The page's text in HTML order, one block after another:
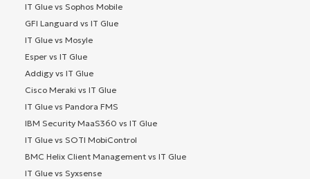
IT Glue vs Sophos Mobile
GFI Languard vs IT Glue
IT Glue vs Mosyle
Esper vs IT Glue
Addigy vs IT Glue
Cisco Meraki vs IT Glue
IT Glue vs Pandora FMS
IBM Security MaaS360 vs IT Glue
IT Glue vs SOTI MobiControl
BMC Helix Client Management vs IT Glue
IT Glue vs Syxsense